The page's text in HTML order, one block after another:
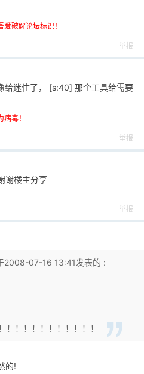
破解论坛标识！
举报
给迷住了， [s:40] 那个工具给需要
毒！
举报
谢楼主分享
举报
2008-07-16 13:41发表的 :
！！！！！！！！！！！
的!